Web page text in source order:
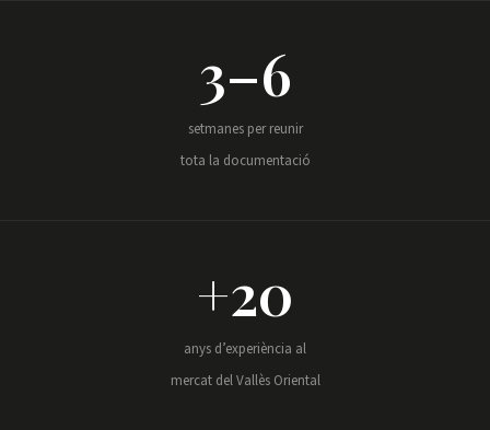
3–6
setmanes per reunir
tota la documentació
+20
anys d’experiència al
mercat del Vallès Oriental